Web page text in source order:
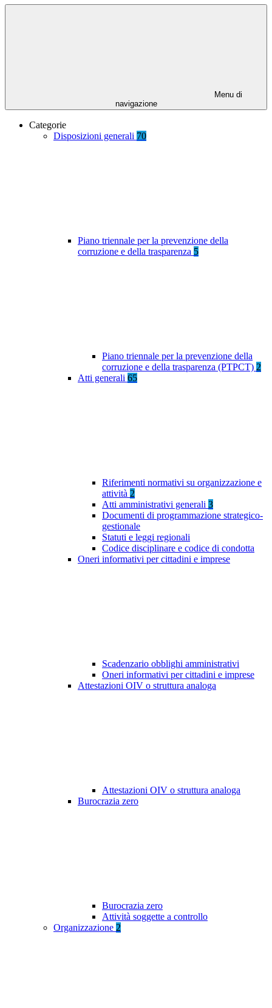
Menu di
navigazione
Categorie
Disposizioni generali 70
Piano triennale per la prevenzione della
corruzione e della trasparenza 5
Piano triennale per la prevenzione della
corruzione e della trasparenza (PTPCT) 2
Atti generali 65
Riferimenti normativi su organizzazione e
attività 2
Atti amministrativi generali 3
Documenti di programmazione strategico-
gestionale
Statuti e leggi regionali
Codice disciplinare e codice di condotta
Oneri informativi per cittadini e imprese
Scadenzario obblighi amministrativi
Oneri informativi per cittadini e imprese
Attestazioni OIV o struttura analoga
Attestazioni OIV o struttura analoga
Burocrazia zero
Burocrazia zero
Attività soggette a controllo
Organizzazione 2